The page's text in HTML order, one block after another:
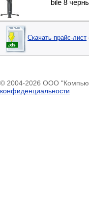
Вибротехника
Садовые
Наборы
Удлинители
Инструменты и
bile 8
Скачать прайс-лист
© 2004-2026 ООО
конфиденциальности